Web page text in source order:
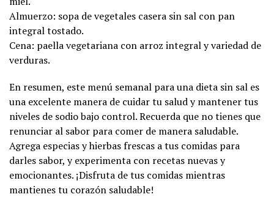
Almuerzo: sopa de vegetales casera sin sal con pan
integral tostado.
Cena: paella vegetariana con arroz integral y variedad de
verduras.
En resumen, este menú semanal para una dieta sin sal es
una excelente manera de cuidar tu salud y mantener tus
niveles de sodio bajo control. Recuerda que no tienes que
renunciar al sabor para comer de manera saludable.
Agrega especias y hierbas frescas a tus comidas para
darles sabor, y experimenta con recetas nuevas y
emocionantes. ¡Disfruta de tus comidas mientras
mantienes tu corazón saludable!